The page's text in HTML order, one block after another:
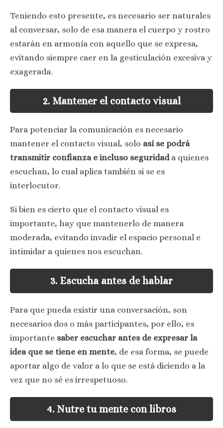
Teniendo esto presente, es necesario ser naturales
al conversar, solo de esa manera el cuerpo y rostro
estarán en armonía con aquello que se expresa,
evitando siempre caer en la gesticulación excesiva y
exagerada.
2. Mantener el contacto visual
Para potenciar la comunicación es necesario
mantener el contacto visual, solo así se podrá
transmitir confianza e incluso seguridada quienes
escuchan, lo cual aplica también si se es
interlocutor.
Si bien es cierto que el contacto visual es
importante, hay que mantenerlo de manera
moderada, evitando invadir el espacio personal e
intimidar a quienes nos escuchan.
3. Escucha antes de hablar
Para que pueda existir una conversación, son
necesarios dos o más participantes, por ello, es
importante saber escuchar antes de expresar la
idea que se tiene en mente, de esa forma, se puede
aportar algo de valor a lo que se está diciendo a la
vez que no sé es irrespetuoso.
4. Nutre tu mente con libros